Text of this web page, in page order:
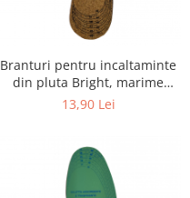
Branturi pentru incaltaminte
din pluta Bright, marime
universala
13,90 Lei